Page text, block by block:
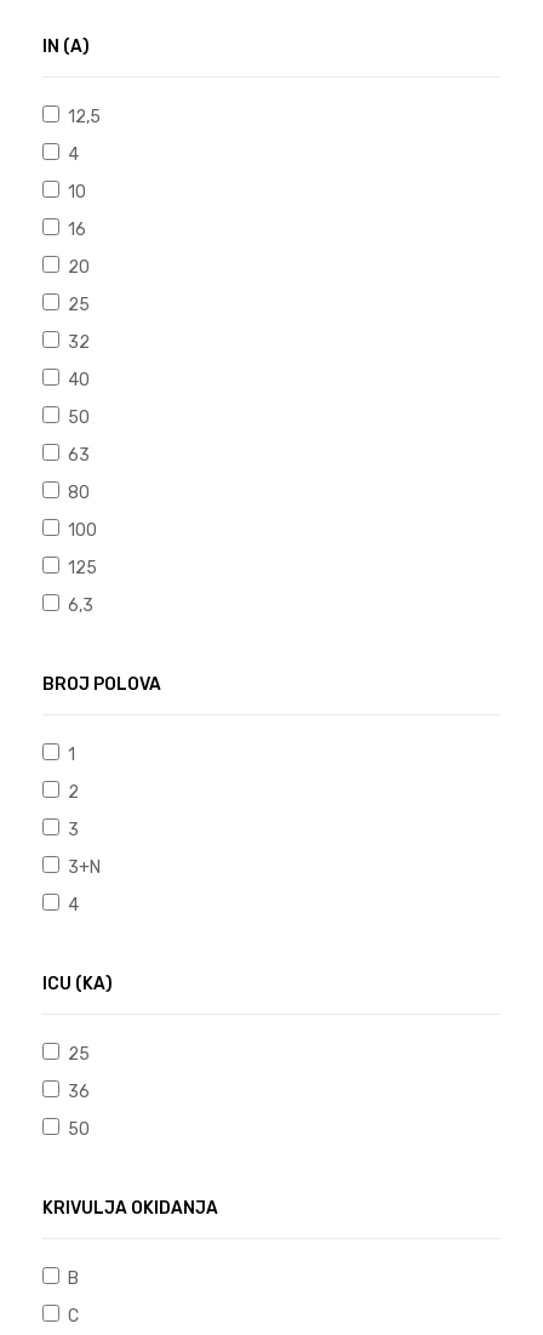
IN (A)
12,5
4
10
16
20
25
32
40
50
63
80
100
125
6,3
BROJ POLOVA
1
2
3
3+N
4
ICU (KA)
25
36
50
KRIVULJA OKIDANJA
B
C